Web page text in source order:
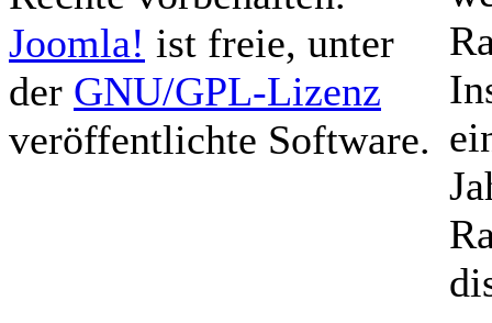
Joomla! ist freie, unter
der GNU/GPL-Lizenz
veröffentlichte Software.